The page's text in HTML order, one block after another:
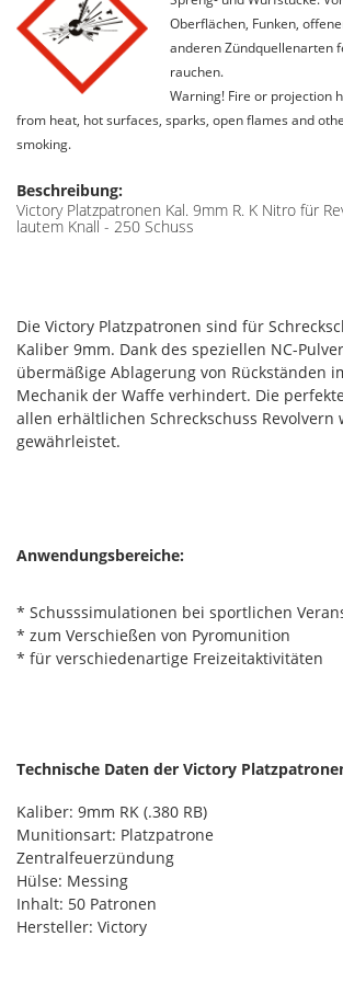
Oberflächen, Funken,
anderen Zündquellenarten
rauchen.
Warning! Fire or projection
from heat, hot surfaces, sparks, open flames and
smoking.
Beschreibung:
Victory Platzpatronen Kal. 9mm R. K Nitro für
lautem Knall - 250 Schuss
Die Victory Platzpatronen sind für
Kaliber 9mm. Dank des speziellen NC-
übermäßige Ablagerung von Rückständen
Mechanik der Waffe verhindert. Die
allen erhältlichen Schreckschuss Revolvern
gewährleistet.
Anwendungsbereiche:
* Schusssimulationen bei sportlichen
* zum Verschießen von Pyromunition
* für verschiedenartige Freizeitaktivitäten
Technische Daten der Victory
Kaliber: 9mm RK (.380 RB)
Munitionsart: Platzpatrone
Zentralfeuerzündung
Hülse: Messing
Inhalt: 50 Patronen
Hersteller: Victory